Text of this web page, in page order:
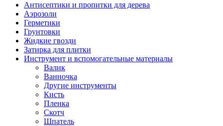
Антисептики и пропитки для дерева
Аэрозоли
Герметики
Грунтовки
Жидкие гвозди
Затирка для плитки
Инструмент и вспомогательные материалы
Валик
Ванночка
Другие инструменты
Кисть
Пленка
Скотч
Шпатель